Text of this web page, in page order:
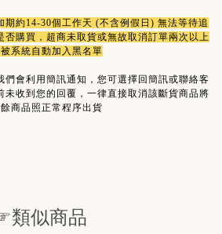
期約14-30個工作天 (不含例假日) 無法等待追
否購買，超商未取貨或無故取消訂單兩次以上
系統自動加入黑名單
們會利用簡訊通知，您可選擇回簡訊或聯絡客
未收到您的回覆，一律直接取消該斷貨商品將
商品照正常程序出貨
類似商品